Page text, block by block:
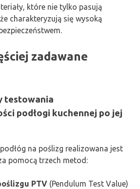
które nie tylko pasują
charakteryzują się wysoką
zadawane
testowania
podłogi kuchennej po jej
na poślizg realizowana jest
pomocą trzech metod:
PTV (Pendulum Test Value)